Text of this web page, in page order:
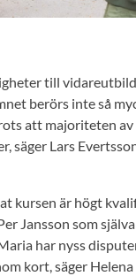
till
berörs inte så
att majoriteten
säger Lars
kursen är högt
Jansson som
har nyss
kort, säger Helena